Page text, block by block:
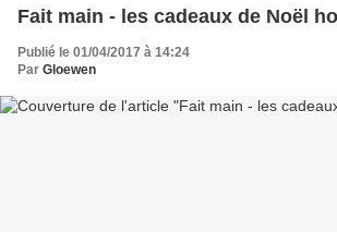
Fait main - les cadeaux de Noël
Publié le 01/04/2017 à 14:24
Par Gloewen